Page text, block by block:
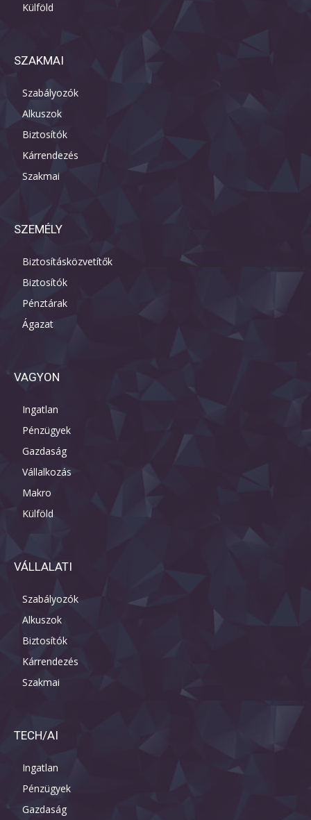
Külföld
SZAKMAI
Szabályozók
Alkuszok
Biztosítók
Kárrendezés
Szakmai
SZEMÉLY
Biztosításközvetítők
Biztosítók
Pénztárak
Ágazat
VAGYON
Ingatlan
Pénzügyek
Gazdaság
Vállalkozás
Makro
Külföld
VÁLLALATI
Szabályozók
Alkuszok
Biztosítók
Kárrendezés
Szakmai
TECH/AI
Ingatlan
Pénzügyek
Gazdaság